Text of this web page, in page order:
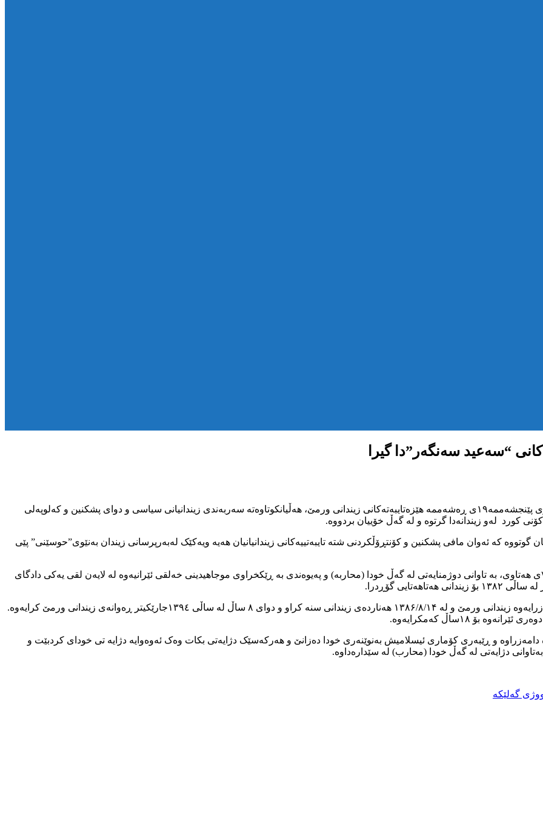
“سەعید سەنگەر”دا گیرا
بەپێی هەواڵێک کە بە کۆمەڵی مافی مرۆڤی کوردستان گەیشتوە: ڕۆژی پێنجشەممە۱۹ی ڕەشەممە هێزەتایبەتەکانی زیندانی ورمێ، هەڵیانکوتاوەتە سەربەندی زیندانیانی سیاسی و دوای پشکنین و کەلوپەلی
کورد لەو زیندانەدا گرتوە و له گەڵ خۆییان بردووە.
گوتووە کە ئەوان مافی پشکنین و کۆنتڕۆڵکردنی شتە تایبەتییەکانی زیندانیانیان هەیه ویەکێک لەبەرپرسانی زیندان بەنێوی”حوسێنی” پێی
شایانی باسە، سەعید سەنگەر خەڵکی پیرانشارە و له هاوینی ساڵی ۷۹ی هەتاوی، بە تاوانی دوژمنایەتی له گەڵ خودا (محاربە) و پەیوەندی بە ڕێکخراوی موجاهیدینی خەلقی ئێرانیەوە له لایەن لقی یەکی دادگای
گۆڕدرا.
ناوبراو پاش ۲ ساڵ لەبەندی ۲۰۹ی زیندانی ئەوین، لە ساڵی ۱۳٨۲ گوازرایەوە زیندانی ورمێ و لە ۱۳۸۶/۸/۱۴ هەناردەی زیندانی سنە کراو و دوای ٨ ساڵ له ساڵی ۱۳۹٤جارێکیتر ڕەوانەی زیندانی ورمێ کرایەوە.
۱٨ساڵ کەمکرایەوە.
و ڕێبەری کۆماری ئیسلامیش بەنوێنەری خودا دەزانێ و هەرکەسێک دژایەتی بکات وەک ئەوەوایە دژایە تی خودای کردبێت و
دژایەتی له گەڵ خودا (محارب) لە سێدارەداوە.
گەلێکە